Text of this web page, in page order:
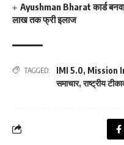
Ayushman Bharat कार्ड
लाख तक फ्री इलाज
TAGGED: IMI 5.0, Mission
समाचार,राष्ट्रीय